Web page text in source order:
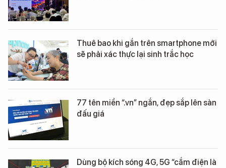
Thuê bao khi gắn trên smartphone mới
sẽ phải xác thực lại sinh trắc học
77 tên miền “.vn” ngắn, đẹp sắp lên sàn
đấu giá
Dùng bộ kích sóng 4G, 5G “cắm điện là